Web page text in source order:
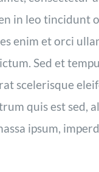
in leo tincidunt
enim et orci
Sed et
scelerisque
quis est sed,
ipsum,